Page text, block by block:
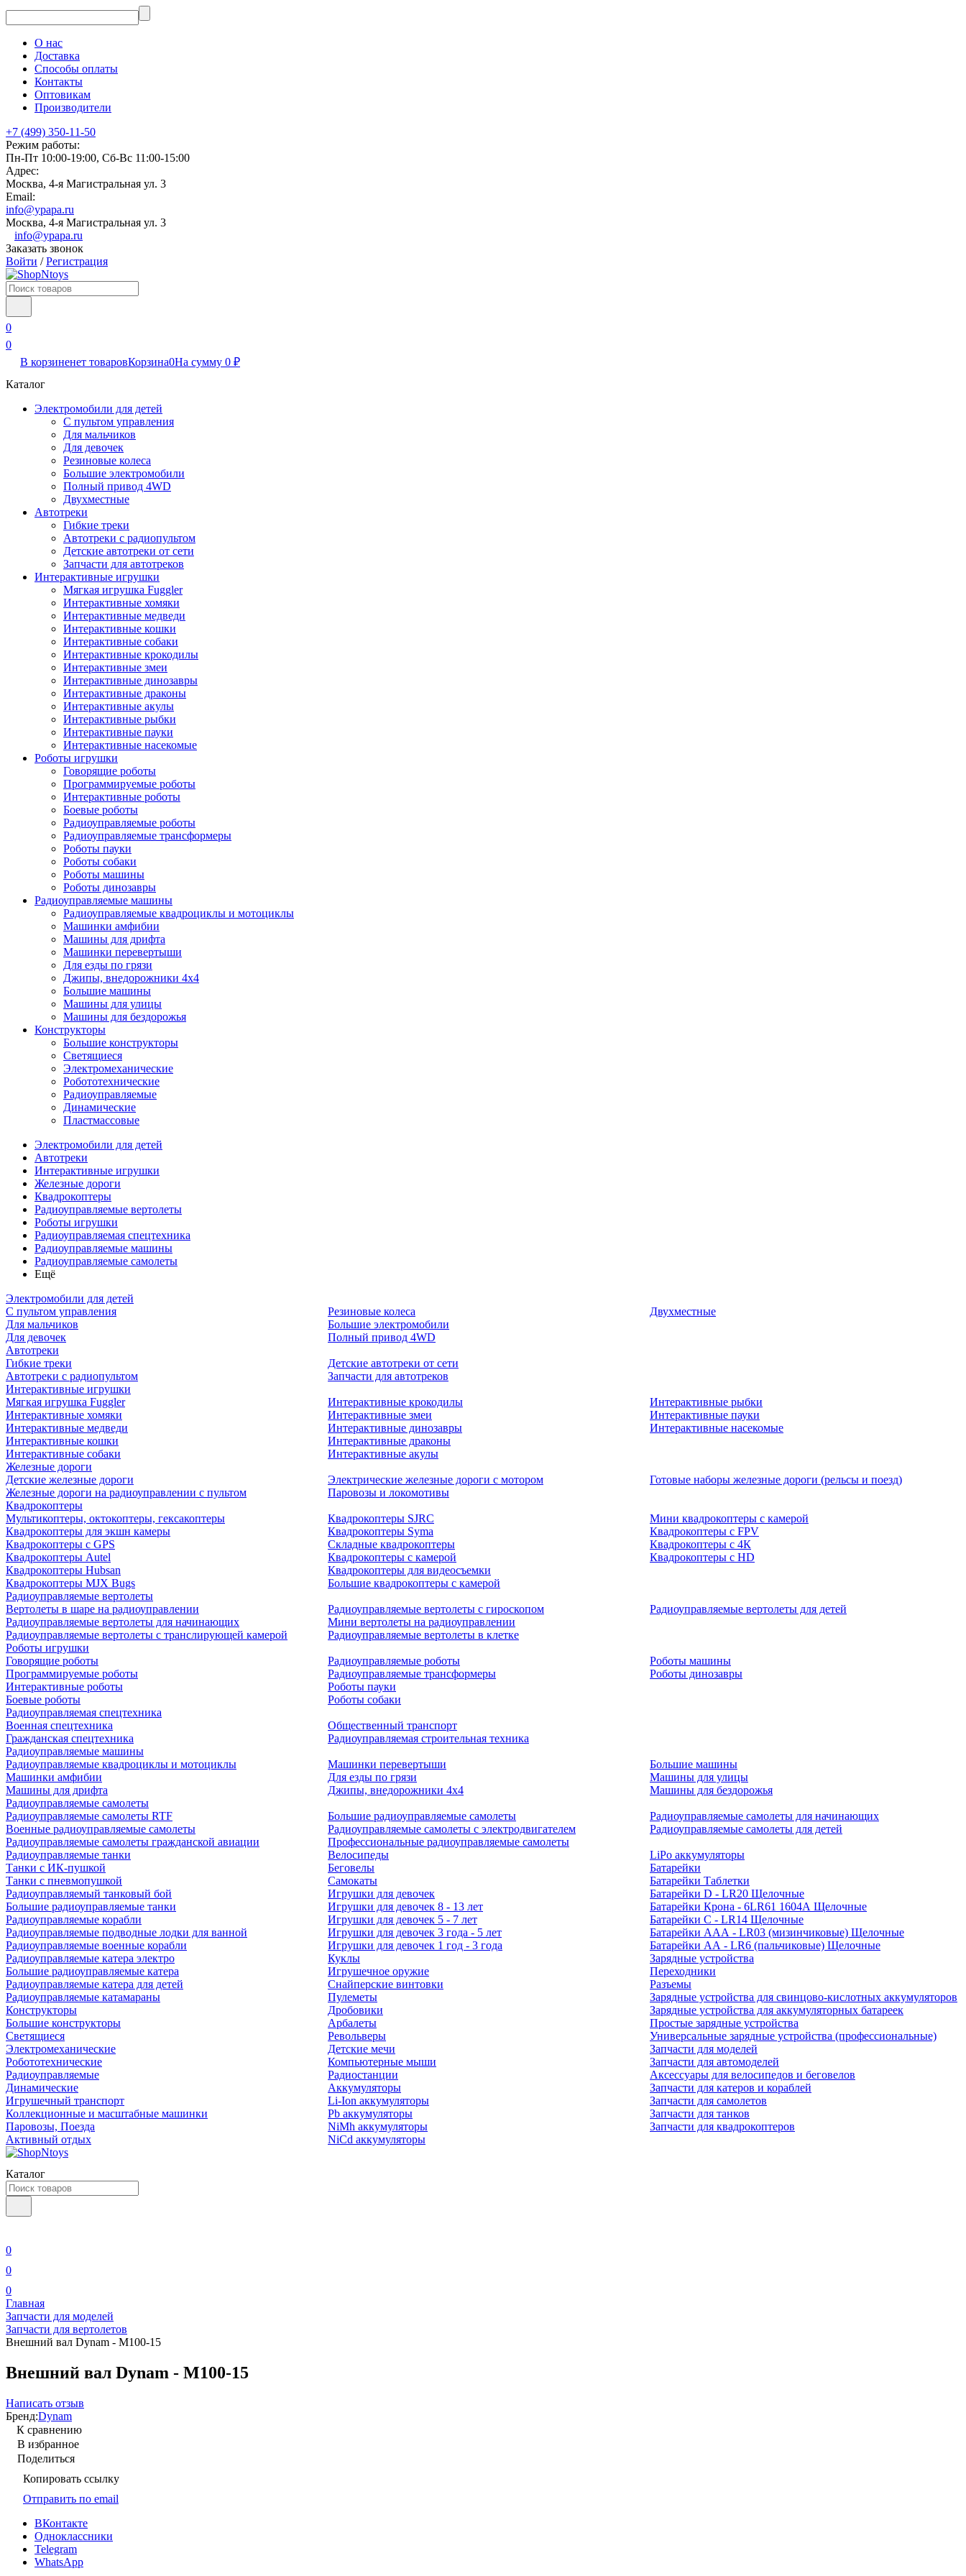
О нас
Доставка
Способы оплаты
Контакты
Оптовикам
Производители
+7 (499) 350-11-50
Режим работы:
Пн-Пт 10:00-19:00, Сб-Вс 11:00-15:00
Адрес:
Москва, 4-я Магистральная ул. 3
Email:
info@ypapa.ru
Москва, 4-я Магистральная ул. 3
info@ypapa.ru
Заказать звонок
Войти /Регистрация
0
0
В корзиненет товаровКорзина0На сумму 0 ₽
Каталог
Электромобили для детей
С пультом управления
Для мальчиков
Для девочек
Резиновые колеса
Большие электромобили
Полный привод 4WD
Двухместные
Автотреки
Гибкие треки
Автотреки с радиопультом
Детские автотреки от сети
Запчасти для автотреков
Интерактивные игрушки
Мягкая игрушка Fuggler
Интерактивные хомяки
Интерактивные медведи
Интерактивные кошки
Интерактивные собаки
Интерактивные крокодилы
Интерактивные змеи
Интерактивные динозавры
Интерактивные драконы
Интерактивные акулы
Интерактивные рыбки
Интерактивные пауки
Интерактивные насекомые
Роботы игрушки
Говорящие роботы
Программируемые роботы
Интерактивные роботы
Боевые роботы
Радиоуправляемые роботы
Радиоуправляемые трансформеры
Роботы пауки
Роботы собаки
Роботы машины
Роботы динозавры
Радиоуправляемые машины
Радиоуправляемые квадроциклы и мотоциклы
Машинки амфибии
Машины для дрифта
Машинки перевертыши
Для езды по грязи
Джипы, внедорожники 4x4
Большие машины
Машины для улицы
Машины для бездорожья
Конструкторы
Большие конструкторы
Светящиеся
Электромеханические
Робототехнические
Радиоуправляемые
Динамические
Пластмассовые
Электромобили для детей
Автотреки
Интерактивные игрушки
Железные дороги
Квадрокоптеры
Радиоуправляемые вертолеты
Роботы игрушки
Радиоуправляемая спецтехника
Радиоуправляемые машины
Радиоуправляемые самолеты
Ещё
Электромобили для детей
С пультом управления
Для мальчиков
Для девочек
Резиновые колеса
Большие электромобили
Полный привод 4WD
Двухместные
Автотреки
Гибкие треки
Автотреки с радиопультом
Детские автотреки от сети
Запчасти для автотреков
Интерактивные игрушки
Мягкая игрушка Fuggler
Интерактивные хомяки
Интерактивные медведи
Интерактивные кошки
Интерактивные собаки
Интерактивные крокодилы
Интерактивные змеи
Интерактивные динозавры
Интерактивные драконы
Интерактивные акулы
Интерактивные рыбки
Интерактивные пауки
Интерактивные насекомые
Железные дороги
Детские железные дороги
Железные дороги на радиоуправлении с пультом
Электрические железные дороги с мотором
Паровозы и локомотивы
Готовые наборы железные дороги (рельсы и поезд)
Квадрокоптеры
Мультикоптеры, октокоптеры, гексакоптеры
Квадрокоптеры для экшн камеры
Квадрокоптеры с GPS
Квадрокоптеры Autel
Квадрокоптеры Hubsan
Квадрокоптеры MJX Bugs
Квадрокоптеры SJRC
Квадрокоптеры Syma
Складные квадрокоптеры
Квадрокоптеры с камерой
Квадрокоптеры для видеосъемки
Большие квадрокоптеры с камерой
Мини квадрокоптеры с камерой
Квадрокоптеры с FPV
Квадрокоптеры с 4К
Квадрокоптеры с HD
Радиоуправляемые вертолеты
Вертолеты в шаре на радиоуправлении
Радиоуправляемые вертолеты для начинающих
Радиоуправляемые вертолеты с транслирующей камерой
Радиоуправляемые вертолеты с гироскопом
Мини вертолеты на радиоуправлении
Радиоуправляемые вертолеты в клетке
Радиоуправляемые вертолеты для детей
Роботы игрушки
Говорящие роботы
Программируемые роботы
Интерактивные роботы
Боевые роботы
Радиоуправляемые роботы
Радиоуправляемые трансформеры
Роботы пауки
Роботы собаки
Роботы машины
Роботы динозавры
Радиоуправляемая спецтехника
Военная спецтехника
Гражданская спецтехника
Общественный транспорт
Радиоуправляемая строительная техника
Радиоуправляемые машины
Радиоуправляемые квадроциклы и мотоциклы
Машинки амфибии
Машины для дрифта
Машинки перевертыши
Для езды по грязи
Джипы, внедорожники 4x4
Большие машины
Машины для улицы
Машины для бездорожья
Радиоуправляемые самолеты
Радиоуправляемые самолеты RTF
Военные радиоуправляемые самолеты
Радиоуправляемые самолеты гражданской авиации
Большие радиоуправляемые самолеты
Радиоуправляемые самолеты с электродвигателем
Профессиональные радиоуправляемые самолеты
Радиоуправляемые самолеты для начинающих
Радиоуправляемые самолеты для детей
Радиоуправляемые танки
Танки с ИК-пушкой
Танки с пневмопушкой
Радиоуправляемый танковый бой
Большие радиоуправляемые танки
Радиоуправляемые корабли
Радиоуправляемые подводные лодки для ванной
Радиоуправляемые военные корабли
Радиоуправляемые катера электро
Большие радиоуправляемые катера
Радиоуправляемые катера для детей
Радиоуправляемые катамараны
Конструкторы
Большие конструкторы
Светящиеся
Электромеханические
Робототехнические
Радиоуправляемые
Динамические
Игрушечный транспорт
Коллекционные и масштабные машинки
Паровозы, Поезда
Активный отдых
Велосипеды
Беговелы
Самокаты
Игрушки для девочек
Игрушки для девочек 8 - 13 лет
Игрушки для девочек 5 - 7 лет
Игрушки для девочек 3 года - 5 лет
Игрушки для девочек 1 год - 3 года
Куклы
Игрушечное оружие
Снайперские винтовки
Пулеметы
Дробовики
Арбалеты
Револьверы
Детские мечи
Компьютерные мыши
Радиостанции
Аккумуляторы
Li-Ion аккумуляторы
Pb аккумуляторы
NiMh аккумуляторы
NiCd аккумуляторы
LiPo аккумуляторы
Батарейки
Батарейки Таблетки
Батарейки D - LR20 Щелочные
Батарейки Крона - 6LR61 1604A Щелочные
Батарейки C - LR14 Щелочные
Батарейки AAA - LR03 (мизинчиковые) Щелочные
Батарейки AA - LR6 (пальчиковые) Щелочные
Зарядные устройства
Переходники
Разъемы
Зарядные устройства для свинцово-кислотных аккумуляторов
Зарядные устройства для аккумуляторных батареек
Простые зарядные устройства
Универсальные зарядные устройства (профессиональные)
Запчасти для моделей
Запчасти для автомоделей
Аксессуары для велосипедов и беговелов
Запчасти для катеров и кораблей
Запчасти для самолетов
Запчасти для танков
Запчасти для квадрокоптеров
Каталог
0
0
0
Главная
Запчасти для моделей
Запчасти для вертолетов
Внешний вал Dynam - M100-15
Внешний вал Dynam - M100-15
Написать отзыв
Бренд:Dynam
К сравнению
В избранное
Поделиться
Копировать ссылку
Отправить по email
ВКонтакте
Одноклассники
Telegram
WhatsApp